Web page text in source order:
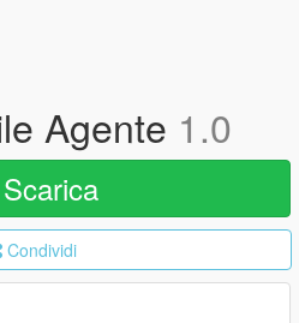
Agente 1.0
Scarica
Condividi